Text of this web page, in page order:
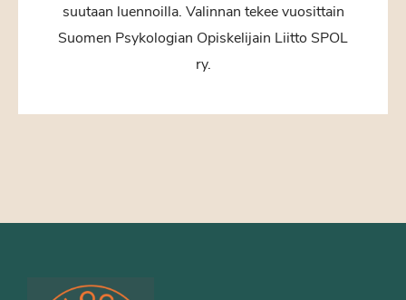
suutaan luennoilla. Valinnan tekee vuosittain
Suomen Psykologian Opiskelijain Liitto SPOL
ry.